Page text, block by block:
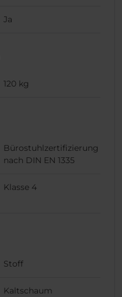
Ja
120 kg
Bürostuhlzertifizierung
nach DIN EN 1335
Klasse 4
Stoff
Kaltschaum